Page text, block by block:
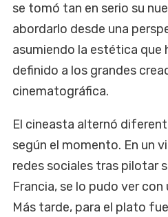
se tomó tan en serio su
abordarlo desde una
asumiendo la estética que
definido a los grandes
cinematográfica.
El cineasta alternó
según el momento. En un
redes sociales tras pilotar
Francia, se lo pudo ver
Más tarde, para el plato